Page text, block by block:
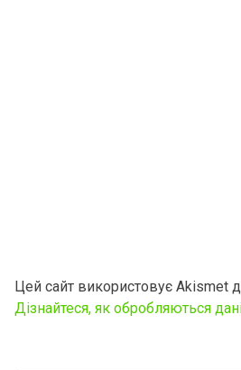
Цей сайт використовує Akismet
Дізнайтеся, як обробляються